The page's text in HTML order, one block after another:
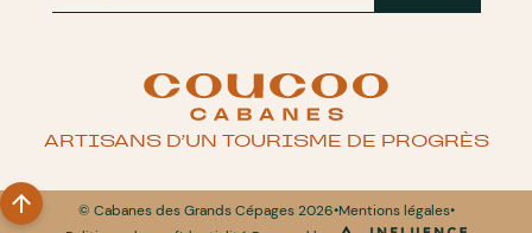
ARTISANS D’UN TOURISME DE PROGRÈS
© Cabanes des Grands Cépages 2026•Mentions légales•